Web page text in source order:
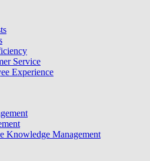
Service
Experience
Knowledge Management